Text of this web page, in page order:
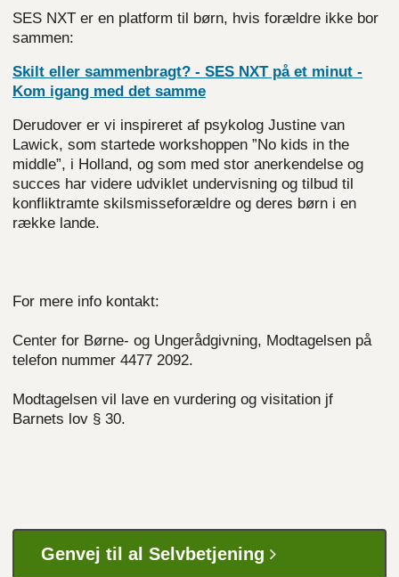
SES NXT er en platform til børn, hvis forældre ikke bor
sammen:
Skilt eller sammenbragt? - SES NXT på et minut -
Kom igang med det samme
Derudover er vi inspireret af psykolog Justine van
Lawick, som startede workshoppen ”No kids in the
middle”, i Holland, og som med stor anerkendelse og
succes har videre udviklet undervisning og tilbud til
konfliktramte skilsmisseforældre og deres børn i en
række lande.
For mere info kontakt:
Center for Børne- og Ungerådgivning, Modtagelsen på
telefon nummer 4477 2092.
Modtagelsen vil lave en vurdering og visitation jf
Barnets lov § 30.
Genvej til al Selvbetjening